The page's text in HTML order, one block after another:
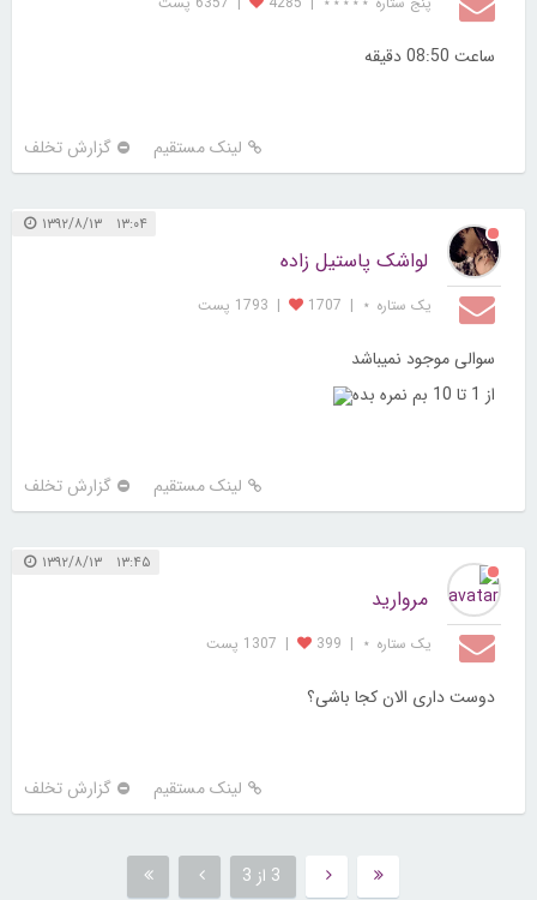
ساعت 08:50 دقیقه
لینک مستقیم گزارش تخلف
۱۳:۰۴ ۱۳۹۲/۸/۱۳
لواشک پاستیل زاده
یک ستاره ⋆ |
1707
| 1793 پست
سوالی موجود نمیباشد
از 1 تا 10 بم نمره بده
لینک مستقیم گزارش تخلف
۱۳:۴۵ ۱۳۹۲/۸/۱۳
مروارید
یک ستاره ⋆ |
399
| 1307 پست
دوست داری الان کجا باشی؟
لینک مستقیم گزارش تخلف
3 از 3